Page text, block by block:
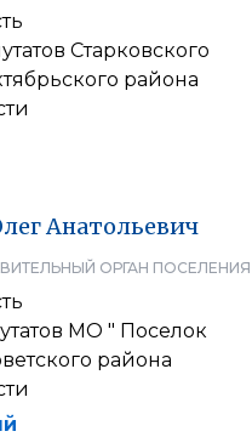
Старковского
района
Анатольевич
ОРГАН ПОСЕЛЕНИЯ
МО " Поселок
района